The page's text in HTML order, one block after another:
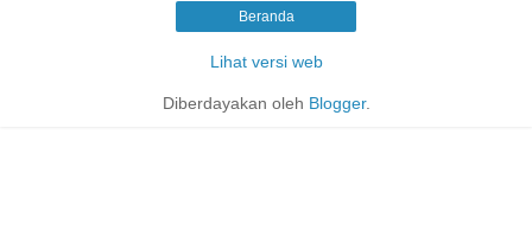
Beranda
Lihat versi web
Diberdayakan oleh Blogger.